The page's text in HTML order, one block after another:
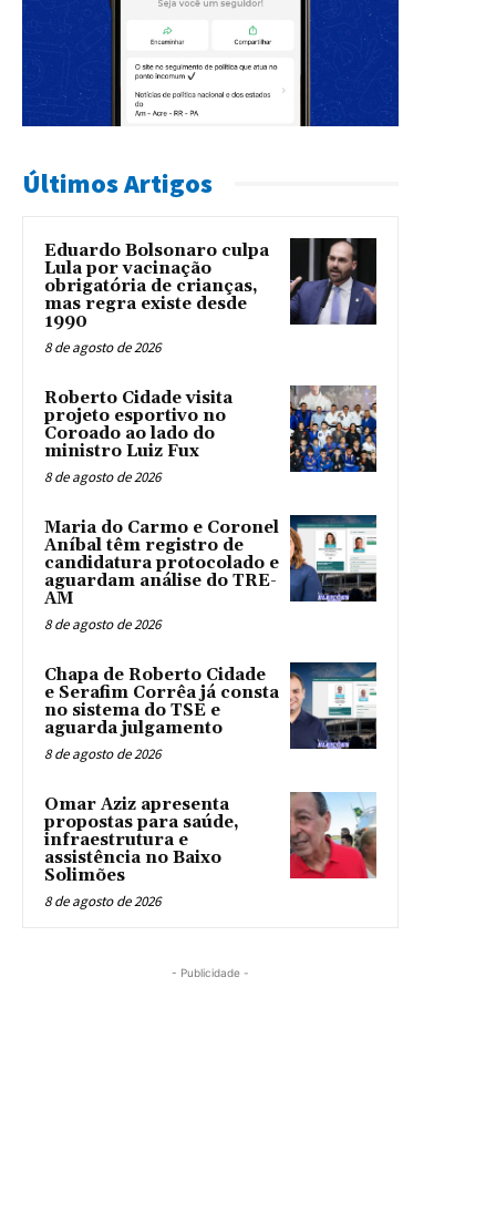
Últimos Artigos
Eduardo Bolsonaro culpa
Lula por vacinação
obrigatória de crianças,
mas regra existe desde
1990
8 de agosto de 2026
Roberto Cidade visita
projeto esportivo no
Coroado ao lado do
ministro Luiz Fux
8 de agosto de 2026
Maria do Carmo e Coronel
Aníbal têm registro de
candidatura protocolado e
aguardam análise do TRE-
AM
8 de agosto de 2026
Chapa de Roberto Cidade
e Serafim Corrêa já consta
no sistema do TSE e
aguarda julgamento
8 de agosto de 2026
Omar Aziz apresenta
propostas para saúde,
infraestrutura e
assistência no Baixo
Solimões
8 de agosto de 2026
- Publicidade -